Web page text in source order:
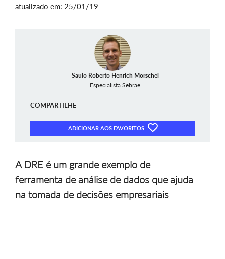
atualizado em: 25/01/19
Saulo Roberto Henrich Morschel
Especialista Sebrae
COMPARTILHE
ADICIONAR AOS FAVORITOS
A DRE é um grande exemplo de
ferramenta de análise de dados que ajuda
na tomada de decisões empresariais